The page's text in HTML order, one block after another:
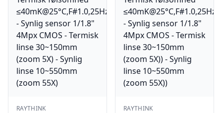
RAYTHINK RAYTHINK